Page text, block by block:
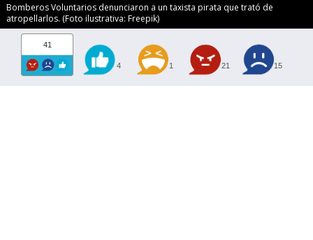
Bomberos Voluntarios denunciaron a un taxista pirata que trató de
atropellarlos. (Foto ilustrativa: Freepik)
41
4 1 21 15